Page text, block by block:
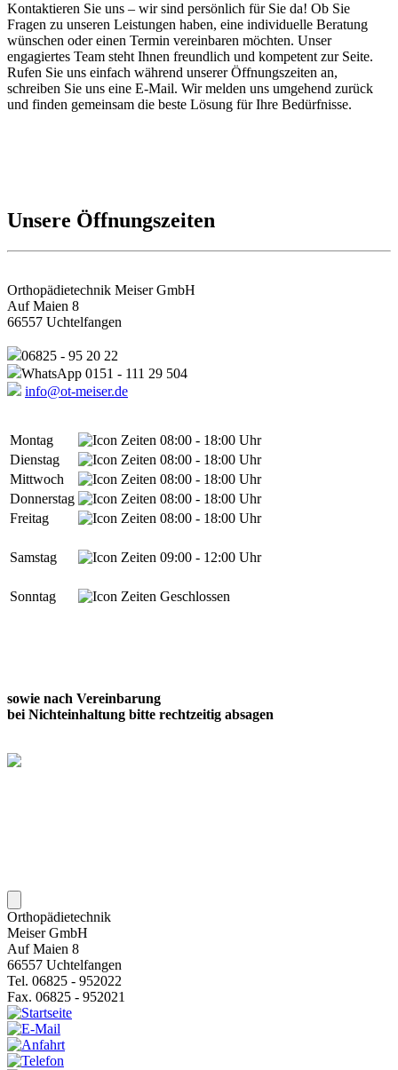
Kontaktieren Sie uns – wir sind persönlich für Sie da! Ob Sie
Fragen zu unseren Leistungen haben, eine individuelle Beratung
wünschen oder einen Termin vereinbaren möchten. Unser
engagiertes Team steht Ihnen freundlich und kompetent zur Seite.
Rufen Sie uns einfach während unserer Öffnungszeiten an,
schreiben Sie uns eine E-Mail. Wir melden uns umgehend zurück
und finden gemeinsam die beste Lösung für Ihre Bedürfnisse.
Unsere Öffnungszeiten
Orthopädietechnik Meiser GmbH
Auf Maien 8
66557 Uchtelfangen
06825 - 95 20 22
WhatsApp 0151 - 111 29 504
info@ot-meiser.de
Montag
08:00 - 18:00 Uhr
Dienstag
08:00 - 18:00 Uhr
Mittwoch
08:00 - 18:00 Uhr
Donnerstag
08:00 - 18:00 Uhr
Freitag
08:00 - 18:00 Uhr
Samstag 09:00 - 12:00 Uhr
Sonntag Geschlossen
sowie nach Vereinbarung
bei Nichteinhaltung bitte rechtzeitig absagen
Orthopädietechnik
Meiser GmbH
Auf Maien 8
66557 Uchtelfangen
Tel. 06825 - 952022
Fax. 06825 - 952021